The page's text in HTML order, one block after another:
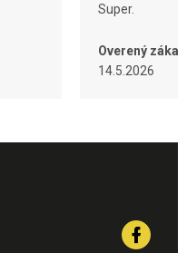
Super.
Overený
14.5.2026